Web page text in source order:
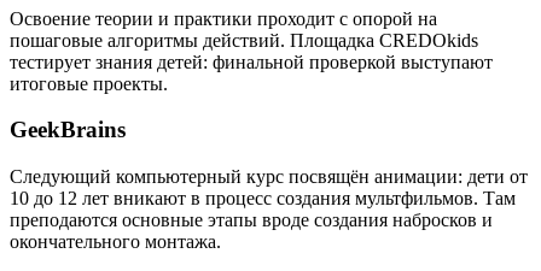
Освоение теории и практики проходит с опорой на
пошаговые алгоритмы действий. Площадка CREDOkids
тестирует знания детей: финальной проверкой выступают
итоговые проекты.
GeekBrains
Следующий компьютерный курс посвящён анимации: дети от
10 до 12 лет вникают в процесс создания мультфильмов. Там
преподаются основные этапы вроде создания набросков и
окончательного монтажа.